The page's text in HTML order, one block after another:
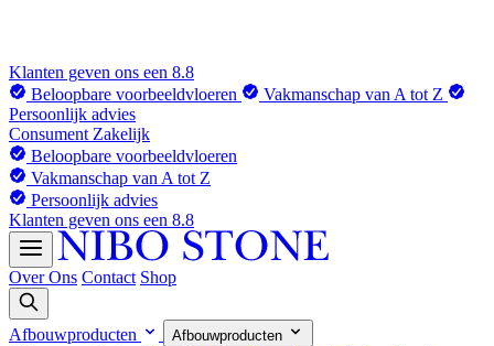
Klanten geven ons een 8.8
Beloopbare voorbeeldvloeren
Vakmanschap van A tot Z
Persoonlijk advies
Consument Zakelijk
Beloopbare voorbeeldvloeren
Vakmanschap van A tot Z
Persoonlijk advies
Klanten geven ons een 8.8
Over Ons Contact Shop
Afbouwproducten Afbouwproducten